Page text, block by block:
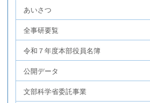
あいさつ
全事研要覧
令和７年度本部役員名簿
公開データ
文部科学省委託事業